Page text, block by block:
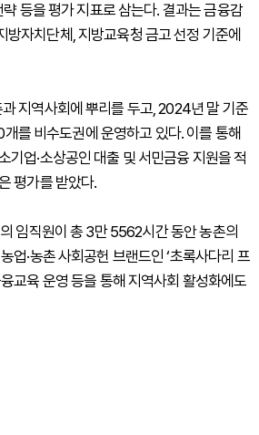
등을 평가 지표로 삼는다. 결과는 금융감
자치단체, 지방교육청 금고 선정 기준에
지역사회에 뿌리를 두고, 2024년 말 기준
를 비수도권에 운영하고 있다. 이를 통해
기업·소상공인 대출 및 서민금융 지원을 적
평가를 받았다.
임직원이 총 3만 5562시간 동안 농촌의
업·농촌 사회공헌 브랜드인 ‘초록사다리 프
교육 운영 등을 통해 지역사회 활성화에도